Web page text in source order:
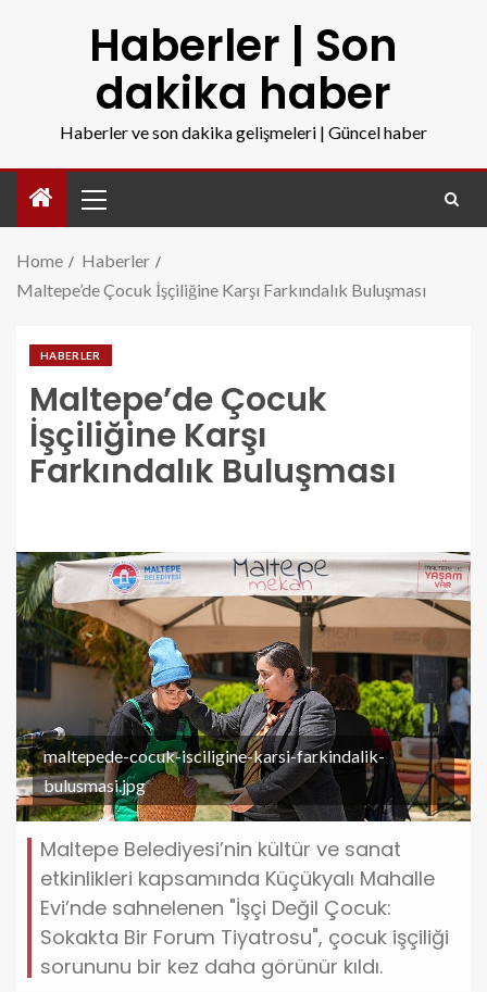
Haberler | Son
dakika haber
Haberler ve son dakika gelişmeleri | Güncel haber
Home
Haberler
Maltepe’de Çocuk İşçiliğine Karşı Farkındalık Buluşması
HABERLER
Maltepe’de Çocuk
İşçiliğine Karşı
Farkındalık Buluşması
maltepede-cocuk-isciligine-karsi-farkindalik-
bulusmasi.jpg
Maltepe Belediyesi’nin kültür ve sanat
etkinlikleri kapsamında Küçükyalı Mahalle
Evi’nde sahnelenen "İşçi Değil Çocuk:
Sokakta Bir Forum Tiyatrosu", çocuk işçiliği
sorununu bir kez daha görünür kıldı.